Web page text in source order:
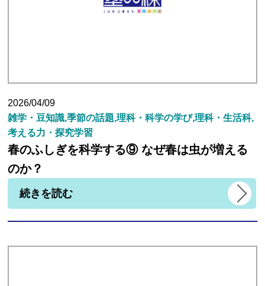
2026/04/09
雑学・豆知識,季節の話題,理科・科学の学び,理科・生活科,
考える力・探究学習
春のふしぎを科学する⑨ なぜ春は虫が増える
のか？
続きを読む